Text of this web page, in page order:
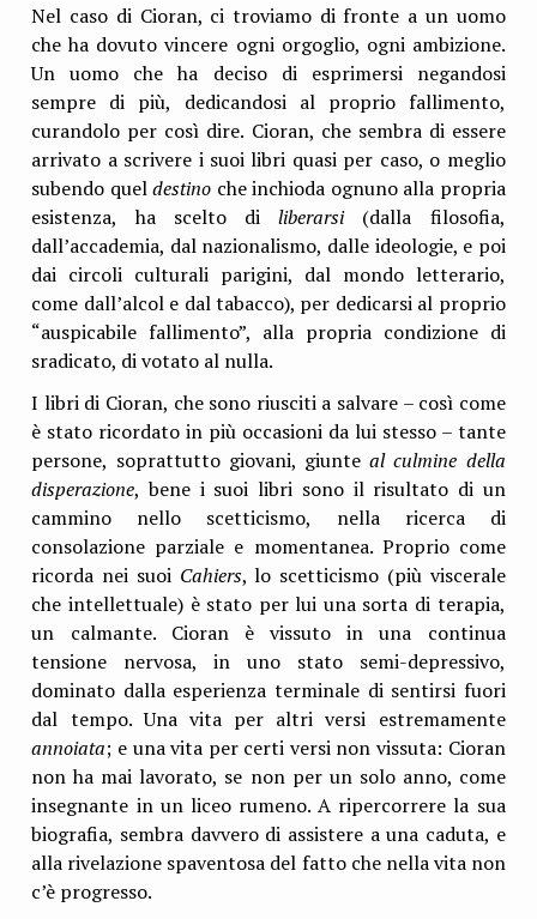
Nel caso di Cioran, ci troviamo di fronte a un uomo
che ha dovuto vincere ogni orgoglio, ogni ambizione.
Un uomo che ha deciso di esprimersi negandosi
sempre di più, dedicandosi al proprio fallimento,
curandolo per così dire. Cioran, che sembra di essere
arrivato a scrivere i suoi libri quasi per caso, o meglio
subendo queldestino che inchioda ognuno alla propria
esistenza, ha scelto diliberarsi(dalla filosofia,
dall’accademia, dal nazionalismo, dalle ideologie, e poi
dai circoli culturali parigini, dal mondo letterario,
come dall’alcol e dal tabacco), per dedicarsi al proprio
“auspicabile fallimento”, alla propria condizione di
sradicato, di votato al nulla.
I libri di Cioran, che sono riusciti a salvare – così come
è stato ricordato in più occasioni da lui stesso – tante
persone, soprattutto giovani, giunteal culmine della
disperazione, bene i suoi libri sono il risultato di un
cammino nello scetticismo, nella ricerca di
consolazione parziale e momentanea. Proprio come
ricorda nei suoi Cahiers, lo scetticismo (più viscerale
che intellettuale) è stato per lui una sorta di terapia,
un calmante. Cioran è vissuto in una continua
tensione nervosa, in uno stato semi-depressivo,
dominato dalla esperienza terminale di sentirsi fuori
dal tempo. Una vita per altri versi estremamente
annoiata; e una vita per certi versi non vissuta: Cioran
non ha mai lavorato, se non per un solo anno, come
insegnante in un liceo rumeno. A ripercorrere la sua
biografia, sembra davvero di assistere a una caduta, e
alla rivelazione spaventosa del fatto che nella vita non
c’è progresso.